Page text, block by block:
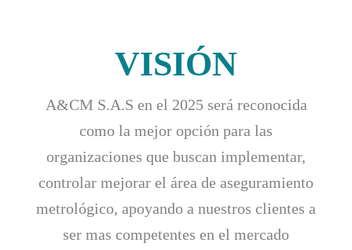
VISIÓN
A&CM S.A.S en el 2025 será reconocida
como la mejor opción para las
organizaciones que buscan implementar,
controlar mejorar el área de aseguramiento
metrológico, apoyando a nuestros clientes a
ser mas competentes en el mercado